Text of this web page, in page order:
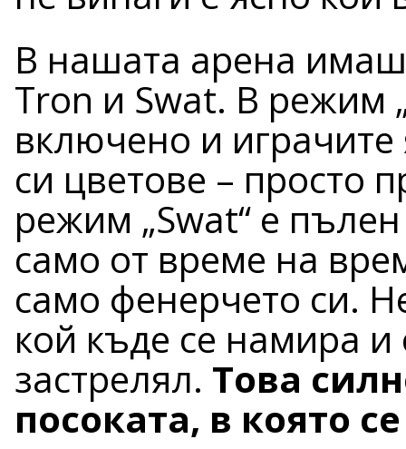
В нашата арена
Tron и Swat. В режим
включено и играчите
си цветове – просто
режим „Swat“ е
само от време на
само фенерчето си.
кой къде се намира
застрелял. Това
посоката, в която